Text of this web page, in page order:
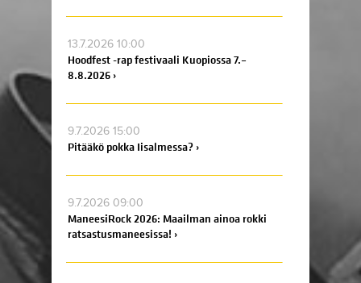
13.7.2026 10:00
Hoodfest -rap festivaali Kuopiossa 7.–
8.8.2026 ›
9.7.2026 15:00
Pitääkö pokka Iisalmessa? ›
9.7.2026 09:00
ManeesiRock 2026: Maailman ainoa rokki
ratsastusmaneesissa! ›